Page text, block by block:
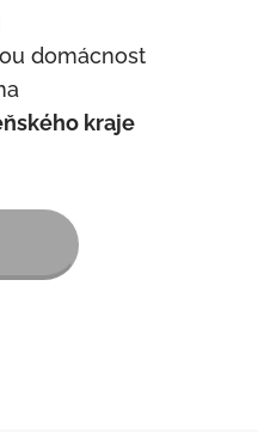
domácnost
kraje